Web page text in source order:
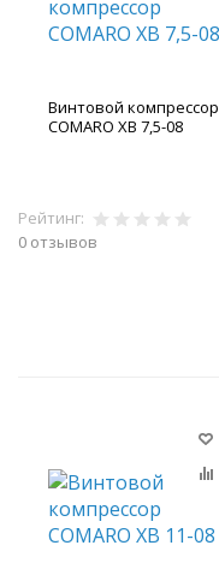
Винтовой компрессор
COMARO XB 7,5-08
Рейтинг:
0 отзывов